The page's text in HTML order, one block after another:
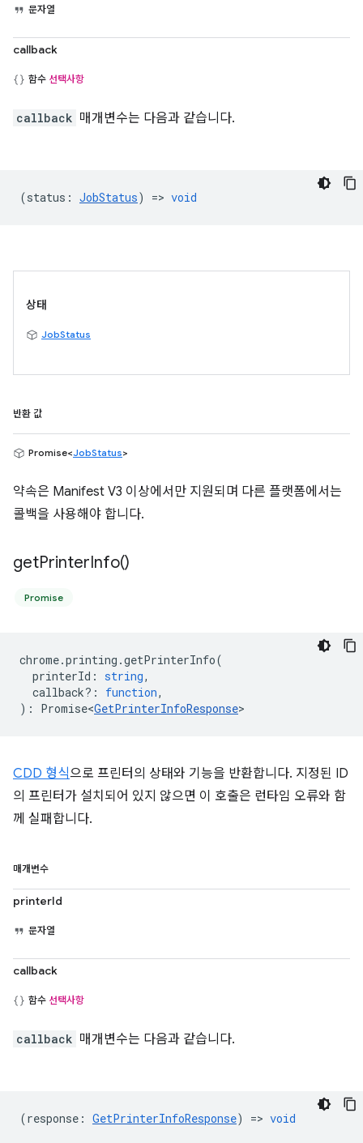
문자열
callback
함수 선택사항
callback 매개변수는 다음과 같습니다.
(status : JobStatus) => void
상태
JobStatus
반환 값
Promise<JobStatus>
약속은 Manifest V3 이상에서만 지원되며 다른 플랫폼에서는
콜백을 사용해야 합니다.
getPrinterInfo()
Promise
chrome.printing .getPrinterInfo(
printerId : string,
callback? : function,
) : Promise<GetPrinterInfoResponse>
CDD 형식으로 프린터의 상태와 기능을 반환합니다. 지정된 ID
의 프린터가 설치되어 있지 않으면 이 호출은 런타임 오류와 함
께 실패합니다.
매개변수
printerId
문자열
callback
함수 선택사항
callback 매개변수는 다음과 같습니다.
(response : GetPrinterInfoResponse) => void